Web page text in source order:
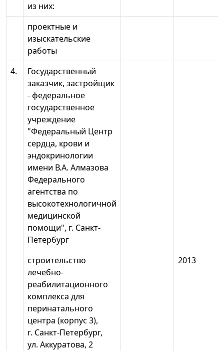
из них:
проектные и
изыскательские
работы
4.
Государственный
заказчик, застройщик
- федеральное
государственное
учреждение
"Федеральный Центр
сердца, крови и
эндокринологии
имени В.А. Алмазова
Федерального
агентства по
высокотехнологичной
медицинской
помощи", г. Санкт-
Петербург
строительство
лечебно-
реабилитационного
комплекса для
перинатального
центра (корпус 3),
г. Санкт-Петербург,
ул. Аккуратова, 2
2013